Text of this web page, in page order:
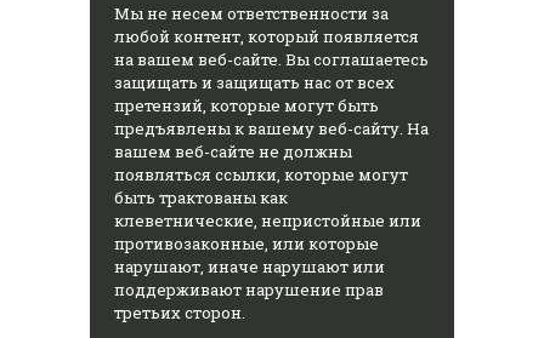
Мы не несем ответственности за
любой контент, который появляется
на вашем веб-сайте. Вы соглашаетесь
защищать и защищать нас от всех
претензий, которые могут быть
предъявлены к вашему веб-сайту. На
вашем веб-сайте не должны
появляться ссылки, которые могут
быть трактованы как
клеветнические, непристойные или
противозаконные, или которые
нарушают, иначе нарушают или
поддерживают нарушение прав
третьих сторон.